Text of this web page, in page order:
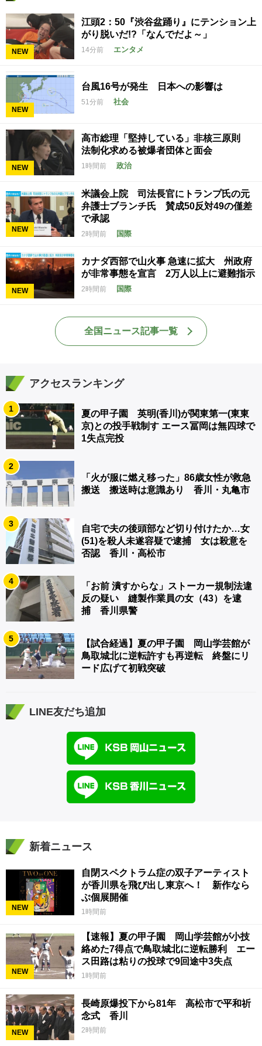
NEW
江頭2：50『渋谷盆踊り』にテンション上
がり脱いだ!?「なんでだよ～」
14分前 エンタメ
NEW
台風16号が発生 日本への影響は
51分前 社会
NEW
高市総理「堅持している」非核三原則
法制化求める被爆者団体と面会
1時間前 政治
NEW
米議会上院 司法長官にトランプ氏の元
弁護士ブランチ氏 賛成50反対49の僅差
で承認
2時間前 国際
NEW
カナダ西部で山火事 急速に拡大 州政府
が非常事態を宣言 2万人以上に避難指示
2時間前 国際
全国ニュース記事一覧
アクセスランキング
1
夏の甲子園 英明(香川)が関東第一(東東
京)との投手戦制す エース冨岡は無四球で
1失点完投
2
「火が服に燃え移った」86歳女性が救急
搬送 搬送時は意識あり 香川・丸亀市
3
自宅で夫の後頭部など切り付けたか…女
(51)を殺人未遂容疑で逮捕 女は殺意を
否認 香川・高松市
4
「お前 潰すからな」ストーカー規制法違
反の疑い 縫製作業員の女（43）を逮
捕 香川県警
5
【試合経過】夏の甲子園 岡山学芸館が
鳥取城北に逆転許すも再逆転 終盤にリ
ード広げて初戦突破
LINE友だち追加
新着ニュース
NEW
自閉スペクトラム症の双子アーティスト
が香川県を飛び出し東京へ！ 新作なら
ぶ個展開催
1時間前
NEW
【速報】夏の甲子園 岡山学芸館が小技
絡めた7得点で鳥取城北に逆転勝利 エー
ス田路は粘りの投球で9回途中3失点
1時間前
NEW
長崎原爆投下から81年 高松市で平和祈
念式 香川
2時間前